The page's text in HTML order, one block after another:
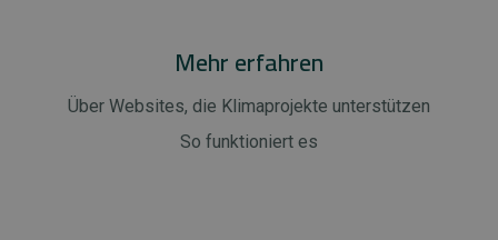
Mehr erfahren
Über Websites, die Klimaprojekte unterstützen
So funktioniert es